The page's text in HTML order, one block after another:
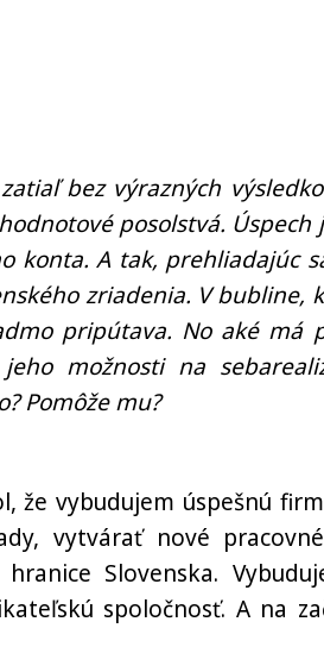
bez výrazných
posolstvá. Úspech
konta. A tak, prehliadajúc
zriadenia. V bubline,
pripútava. No aké má
možnosti na
Pomôže mu?
vybudujem úspešnú
vytvárať nové
Slovenska.
spoločnosť. A na